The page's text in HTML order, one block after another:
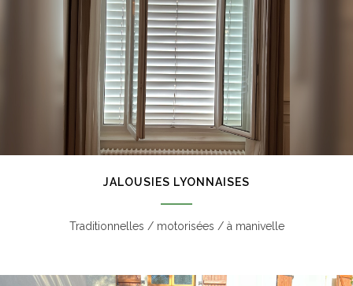
JALOUSIES LYONNAISES
Traditionnelles / motorisées / à manivelle